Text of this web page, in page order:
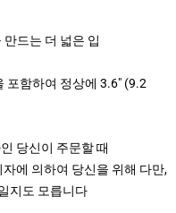
드는 더 넓은 입
포함하여 정상에 3.6" (9.2
당신이 주문할 때
에 의하여 당신을 위해 다만,
지도 모릅니다